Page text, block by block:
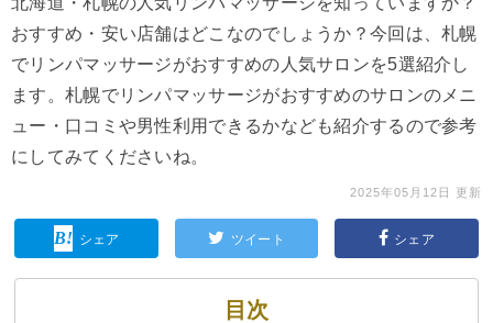
おすすめ・安い店舗はどこなのでしょうか？今回は、札幌
でリンパマッサージがおすすめの人気サロンを5選紹介し
ます。札幌でリンパマッサージがおすすめのサロンのメニ
ュー・口コミや男性利用できるかなども紹介するので参考
にしてみてくださいね。
2025年05月12日 更新
シェア ツイート シェア
目次